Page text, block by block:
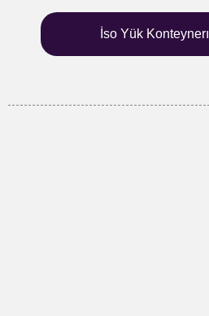
İso Yük Konteynerı